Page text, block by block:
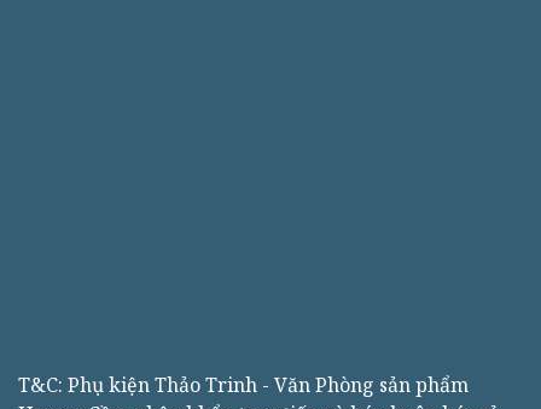
T&C: Phụ kiện Thảo Trinh - Văn Phòng sản phẩm